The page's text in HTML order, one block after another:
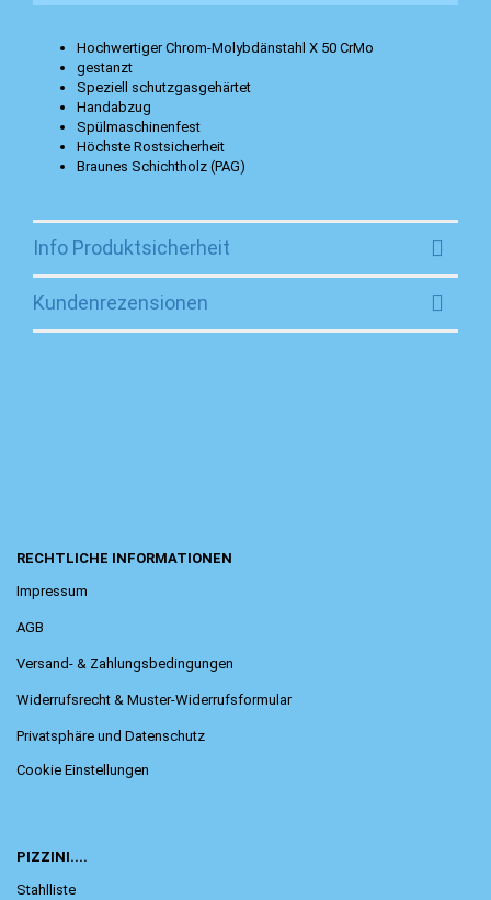
Hochwertiger Chrom-Molybdänstahl X 50 CrMo
gestanzt
Speziell schutzgasgehärtet
Handabzug
Spülmaschinenfest
Höchste Rostsicherheit
Braunes Schichtholz (PAG)
Info Produktsicherheit
Kundenrezensionen
RECHTLICHE INFORMATIONEN
Impressum
AGB
Versand- & Zahlungsbedingungen
Widerrufsrecht & Muster-Widerrufsformular
Privatsphäre und Datenschutz
Cookie Einstellungen
PIZZINI....
Stahlliste